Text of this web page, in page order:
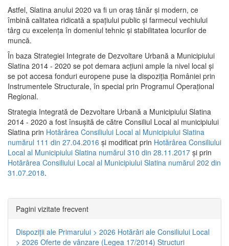
Astfel, Slatina anului 2020 va fi un oraş tânăr şi modern, ce
îmbină calitatea ridicată a spaţiului public şi farmecul vechiului
târg cu excelenţa în domeniul tehnic şi stabilitatea locurilor de
muncă.
În baza Strategiei Integrate de Dezvoltare Urbană a Municipiului
Slatina 2014 - 2020 se pot demara acţiuni ample la nivel local şi
se pot accesa fonduri europene puse la dispoziţia României prin
Instrumentele Structurale, în special prin Programul Operațional
Regional.
Strategia Integrată de Dezvoltare Urbană a Municipiului Slatina
2014 - 2020 a fost însuşită de către Consiliul Local al municipiului
Slatina prin Hotărârea Consiliului Local al Municipiului Slatina
numărul 111 din 27.04.2016 și modificat prin Hotărârea Consiliului
Local al Municipiului Slatina numărul 310 din 28.11.2017 și prin
Hotărârea Consiliului Local al Municipiului Slatina numărul 202 din
31.07.2018.
Pagini vizitate frecvent
Dispoziţii ale Primarului > 2026 Hotărâri ale Consiliului Local
> 2026 Oferte de vânzare (Legea 17/2014) Structuri